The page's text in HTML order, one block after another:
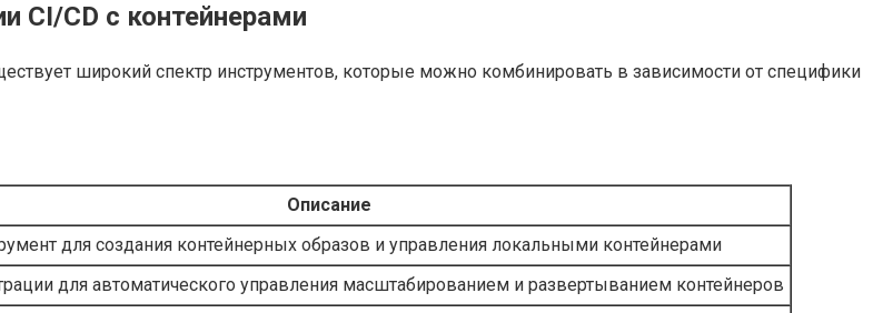
CI/CD с контейнерами
широкий спектр инструментов, которые можно комбинировать в зависимости от специфики
Описание
для создания контейнерных образов и управления локальными контейнерами
для автоматического управления масштабированием и развертыванием контейнеров